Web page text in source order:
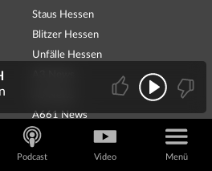
Staus Hessen
Blitzer Hessen
Unfälle Hessen
A661 News
Günstig tanken
Parkhäuser
Podcast Video Menü